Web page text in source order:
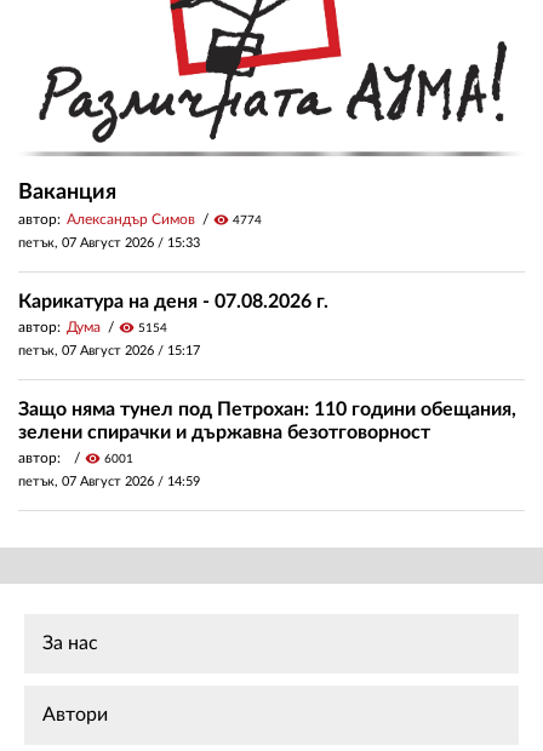
Ваканция
автор: Александър Симов visibility 4774
петък, 07 Август 2026 / 15:33
Карикатура на деня - 07.08.2026 г.
автор: Дума visibility 5154
петък, 07 Август 2026 / 15:17
Защо няма тунел под Петрохан: 110 години обещания,
зелени спирачки и държавна безотговорност
автор: visibility 6001
петък, 07 Август 2026 / 14:59
За нас
Автори